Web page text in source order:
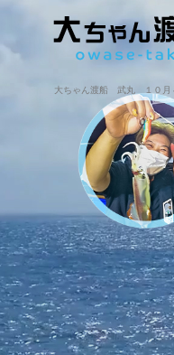
大ちゃん渡船 武丸 １０月